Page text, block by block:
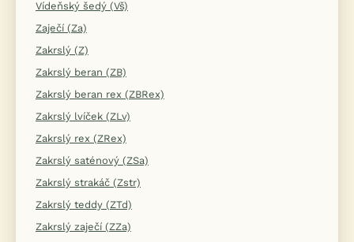
Vídeňský šedý (Vš)
Zaječí (Za)
Zakrslý (Z)
Zakrslý beran (ZB)
Zakrslý beran rex (ZBRex)
Zakrslý lvíček (ZLv)
Zakrslý rex (ZRex)
Zakrslý saténový (ZSa)
Zakrslý strakáč (Zstr)
Zakrslý teddy (ZTd)
Zakrslý zaječí (ZZa)